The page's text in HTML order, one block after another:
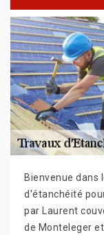
Bienvenue dans
d'étanchéité
par Laurent
de Monteleger